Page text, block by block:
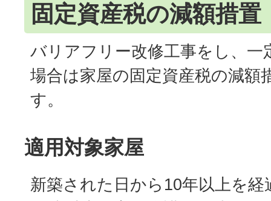
固定資産税の減額措置
バリアフリー改修工事をし、一
場合は家屋の固定資産税の減額
す。
適用対象家屋
新築された日から10年以上を